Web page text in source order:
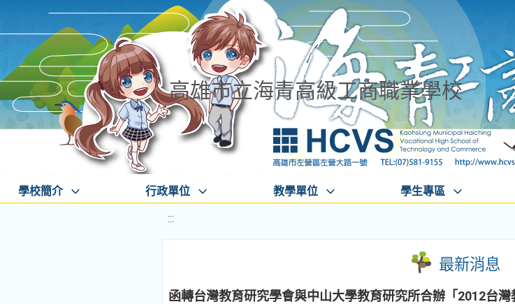
高雄市立海青高級工商職業學校
學校簡介 行政單位 教學單位 學生專區
:::
最新消息
函轉台灣教育研究學會與中山大學教育研究所合辦「2012台